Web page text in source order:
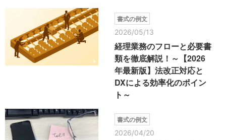
書式の例文
2026/05/13
経理業務のフローと必要書
類を徹底解説！～【2026
年最新版】法改正対応と
DXによる効率化のポイン
ト～
書式の例文
2026/04/20